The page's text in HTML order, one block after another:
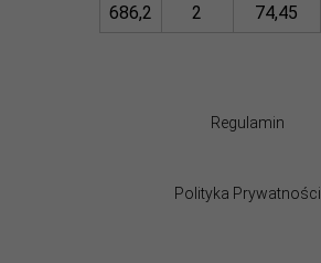
686,2
2 74,45
Regulamin
Polityka Prywatności